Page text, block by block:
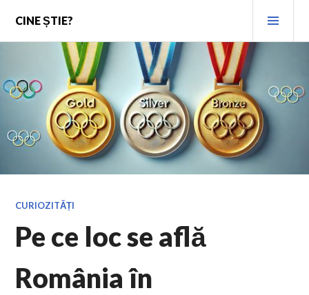
content
CINE ȘTIE?
CURIOZITĂȚI
Pe ce loc se află
România în